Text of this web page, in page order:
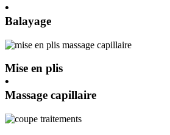
•
Balayage
Mise en plis
•
Massage capillaire